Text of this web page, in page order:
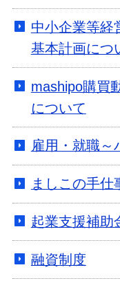
中小企業等経
基本計画につ
mashipo購買
について
雇用・就職～
ましこの手仕
起業支援補助
融資制度